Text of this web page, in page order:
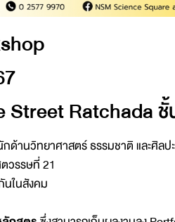
Street Ratchada
ด้านวิทยาศาสตร์ ธรรมชาติ และศิลปะ
วรรษที่ 21
นในสังคม